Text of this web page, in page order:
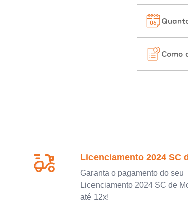
Como
Licenciamento 2024 SC
Garanta o pagamento do seu
Licenciamento 2024 SC de
até 12x!